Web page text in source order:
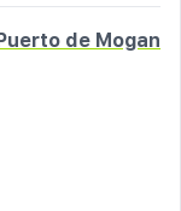
de Mogan